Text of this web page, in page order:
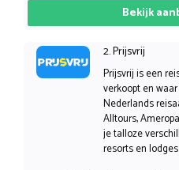
Bekijk
2. Prijsvrij
Prijsvrij is een
verkoopt en
Nederlands
Alltours,
je talloze
resorts en lodges.